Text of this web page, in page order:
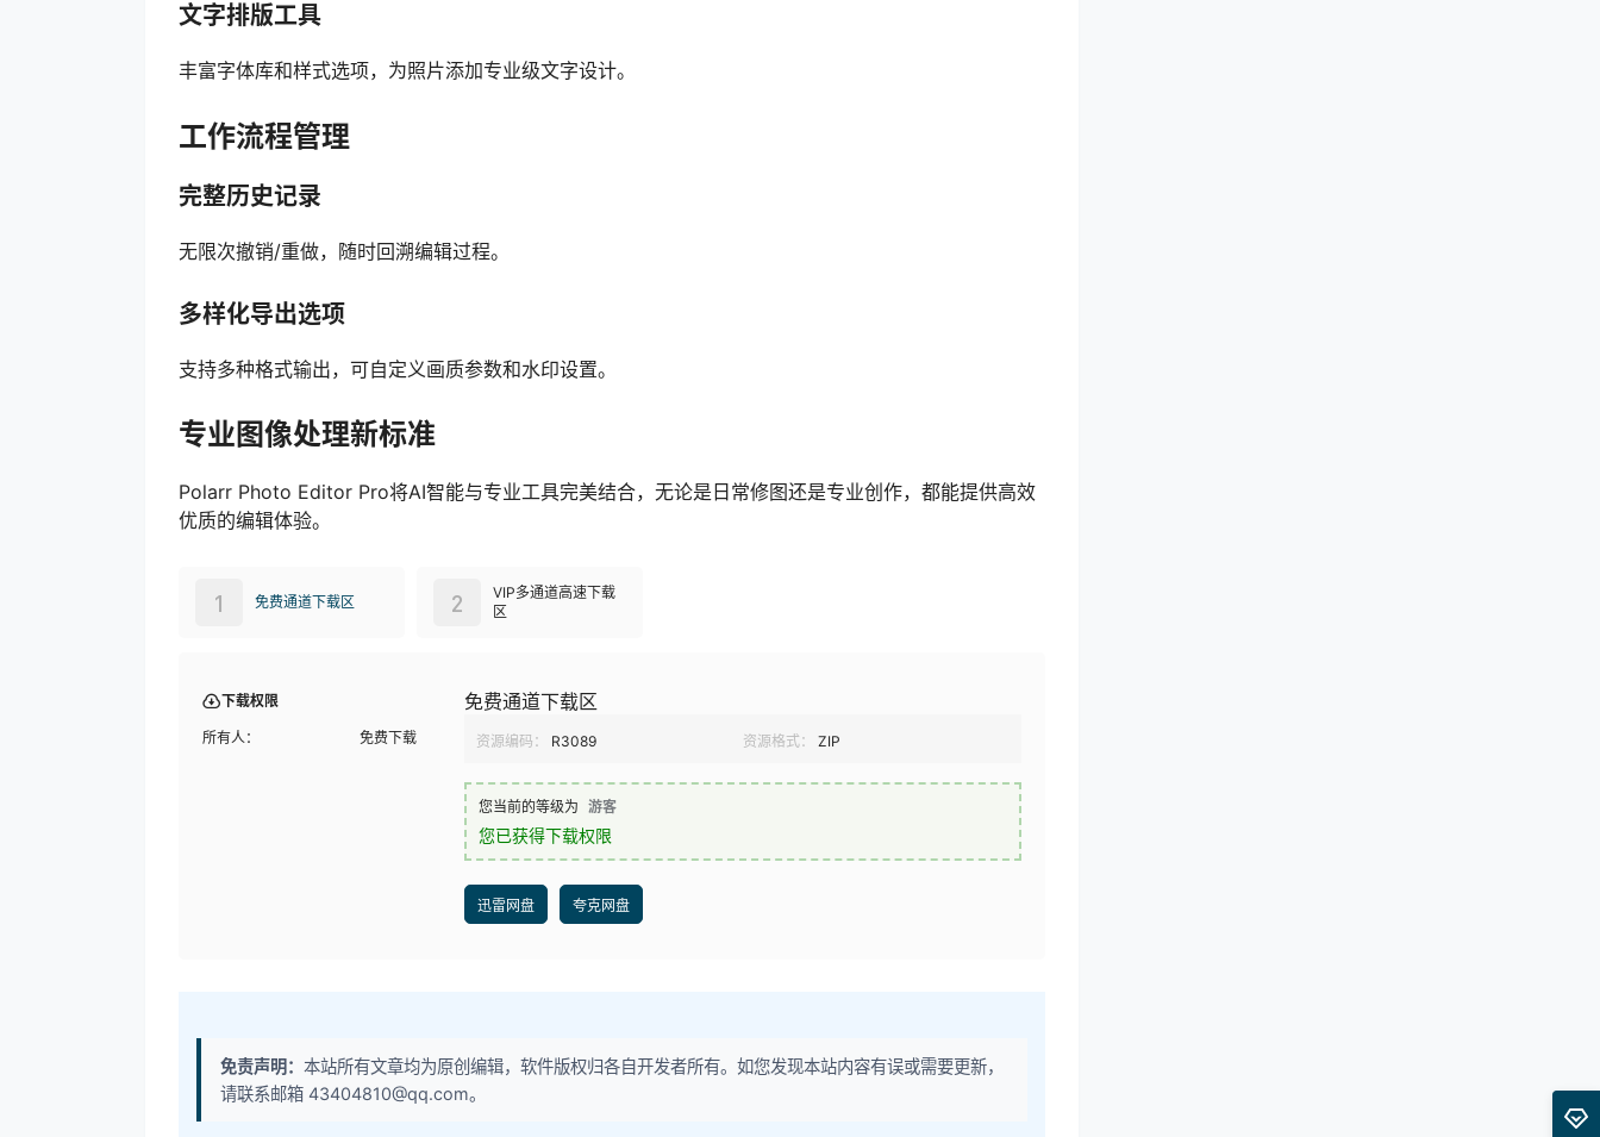
文字排版工具
丰富字体库和样式选项，为照片添加专业级文字设计。
工作流程管理
完整历史记录
无限次撤销/重做，随时回溯编辑过程。
多样化导出选项
支持多种格式输出，可自定义画质参数和水印设置。
专业图像处理新标准
Polarr Photo Editor Pro将AI智能与专业工具完美结合，无论是日常修图还是专业创作，都能提供高效
优质的编辑体验。
免费通道下载区
1
VIP多通道高速下载
区
2
下载权限
所有人： 免费下载
免费通道下载区
资源编码： R3089 资源格式： ZIP
您当前的等级为 游客
您已获得下载权限
迅雷网盘 夸克网盘
免责声明： 本站所有文章均为原创编辑，软件版权归各自开发者所有。如您发现本站内容有误或需要更新，
请联系邮箱 43404810@qq.com。